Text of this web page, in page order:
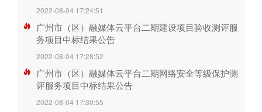
2022-08-04 17:24:51
广州市（区）融媒体云平台二期建设项目验收测评服
务项目中标结果公告
2022-08-04 17:28:52
广州市（区）融媒体云平台二期网络安全等级保护测
评服务项目中标结果公告
2022-08-04 17:30:55